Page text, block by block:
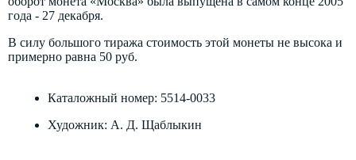
года - 27 декабря.
В силу большого тиража стоимость этой монеты не высока и
примерно равна 50 руб.
Каталожный номер: 5514-0033
Художник: А. Д. Щаблыкин